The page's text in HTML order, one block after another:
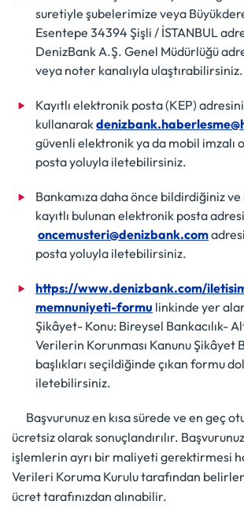
suretiyle şubelerimize veya
Esentepe 34394 Şişli / İSTANBUL
DenizBank A.Ş. Genel Müdürlüğü
veya noter kanalıyla ulaştırabilirsiniz.
Kayıtlı elektronik posta (KEP)
kullanarak
güvenli elektronik ya da mobil imzalı
posta yoluyla iletebilirsiniz.
Bankamıza daha önce bildirdiğiniz
kayıtlı bulunan elektronik posta
oncemusteri@denizbank.com
posta yoluyla iletebilirsiniz.
https://www.denizbank.com/
memnuniyeti-formu linkinde yer
Şikâyet- Konu: Bireysel Bankacılık-
Verilerin Korunması Kanunu Şikâyet
başlıkları seçildiğinde çıkan formu
iletebilirsiniz.
Başvurunuz en kısa sürede ve en geç
ücretsiz olarak sonuçlandırılır.
işlemlerin ayrı bir maliyeti gerektirmesi
Verileri Koruma Kurulu tarafından
ücret tarafınızdan alınabilir.